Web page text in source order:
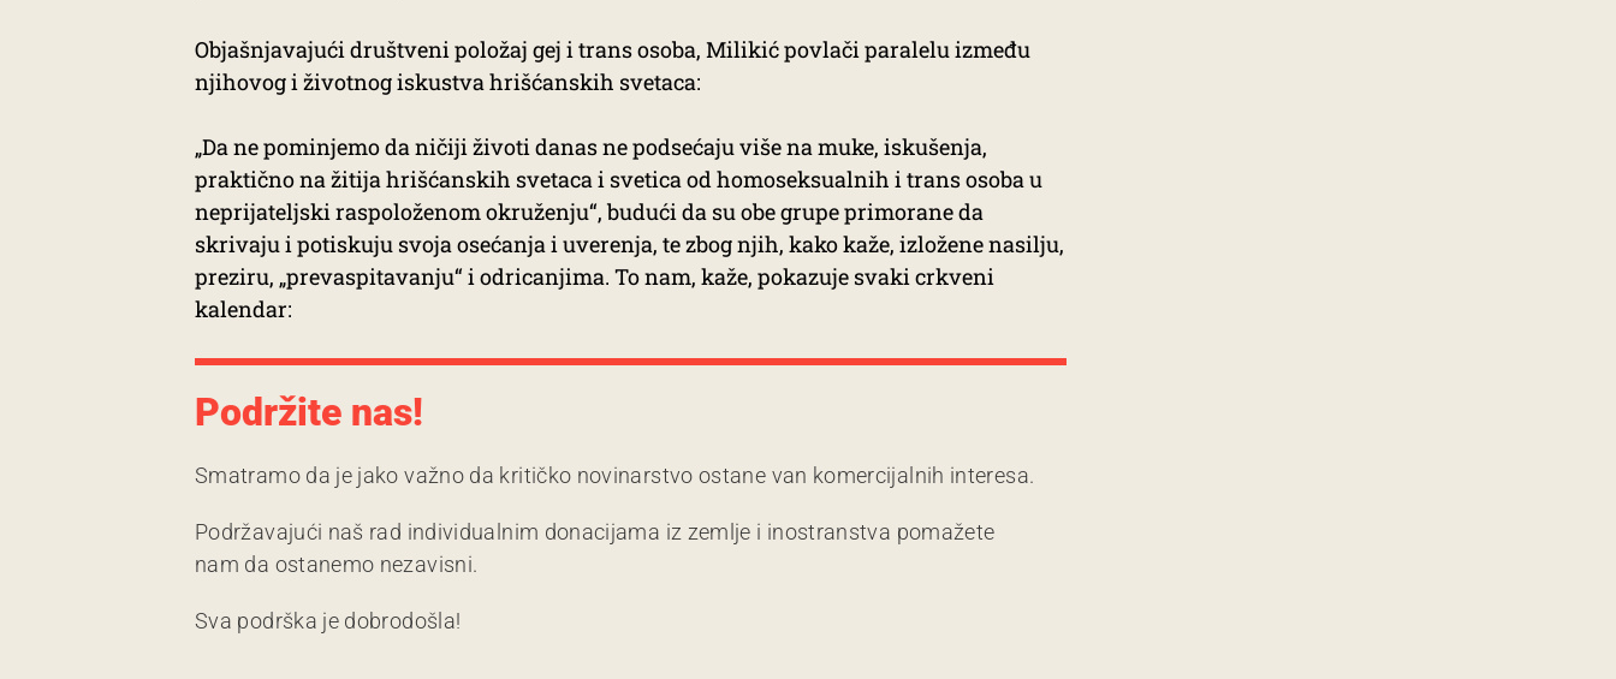
Objašnjavajući društveni položaj gej i trans osoba, Milikić povlači paralelu između
njihovog i životnog iskustva hrišćanskih svetaca:
„Da ne pominjemo da ničiji životi danas ne podsećaju više na muke, iskušenja,
praktično na žitija hrišćanskih svetaca i svetica od homoseksualnih i trans osoba u
neprijateljski raspoloženom okruženju“, budući da su obe grupe primorane da
skrivaju i potiskuju svoja osećanja i uverenja, te zbog njih, kako kaže, izložene nasilju,
preziru, „prevaspitavanju“ i odricanjima. To nam, kaže, pokazuje svaki crkveni
kalendar:
Podržite nas!
Smatramo da je jako važno da kritičko novinarstvo ostane van komercijalnih interesa.
Podržavajući naš rad individualnim donacijama iz zemlje i inostranstva pomažete
nam da ostanemo nezavisni.
Sva podrška je dobrodošla!